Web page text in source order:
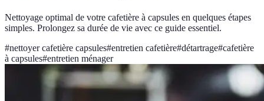
Nettoyage optimal de votre cafetière à capsules en quelques étapes
simples. Prolongez sa durée de vie avec ce guide essentiel.
#nettoyer cafetière capsules#entretien cafetière#détartrage#cafetière
à capsules#entretien ménager